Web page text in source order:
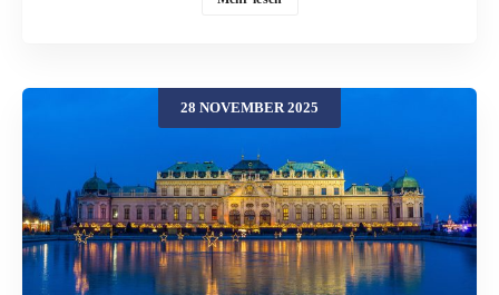
Schiefergebirge. Viele dieser Anlagen werden heute in der Adventszeit festlich
beleuchtet, bieten Weihnachtsmärkte oder Winterprogramme an und wirken
dann wie Bühnenbilder aus einem Märchenbuch. Doch hinter der leuchtenden
Kulisse stehen Jahrhunderte voller Kriege, Belagerungen, Liebesgeschichten
– und eben auch Sagen. Besonders rund um Weihnachten, die Rauhnächte
und den Jahreswechsel ranken sich Erzählungen von Geistern, wundersamen
Lichtern und geheimnisvollen Gelübden um die alten Mauern. Burg
Hohenzollern – Die weiße Gestalt im Schnee Region & Burg Hoch über der
Schwäbischen Alb thront Burg Hohenzollern in Baden‑Württemberg. Schon
von weitem wirkt sie wie ein Schloss aus einem Fantasy-Film: Türme,
28 NOVEMBER 2025